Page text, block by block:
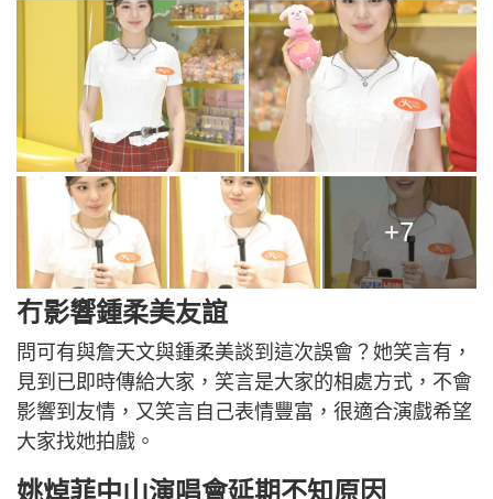
+7
冇影響鍾柔美友誼
問可有與詹天文與鍾柔美談到這次誤會？她笑言有，
見到已即時傳給大家，笑言是大家的相處方式，不會
影響到友情，又笑言自己表情豐富，很適合演戲希望
大家找她拍戲。
姚焯菲中山演唱會延期不知原因